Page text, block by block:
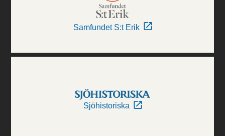
Samfundet S:t Erik
Sjöhistoriska